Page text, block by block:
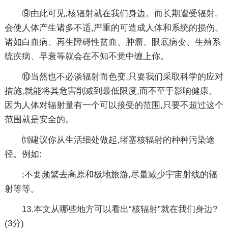
⑨由此可见,核辐射就在我们身边。而长期遭受辐射,
会使人体产生诸多不适,严重的可造成人体和系统的损伤。
诸如白血病、再生障碍性贫血、肿瘤、眼底病变、生殖系
统疾病、早衰等就会在不知不觉中缠上你。
⑩当然也不必谈辐射而色变,只要我们采取科学的应对
措施,就能将其危害削减到最低限度,而不至于影响健康。
因为人体对辐射量有一个可以接受的范围,只要不超过这个
范围就是安全的。
⑾建议你从生活细处做起,堵塞核辐射的种种污染途
径。例如:
;不要频繁去高原和极地旅游,尽量减少宇宙射线的辐
射等等。
13.本文从哪些地方可以看出“核辐射”就在我们身边?
(3分)